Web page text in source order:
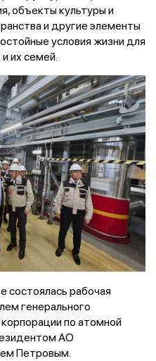
объекты культуры и
и другие элементы
условия жизни для
их семей.
состоялась рабочая
генерального
по атомной
АО
Петровым.